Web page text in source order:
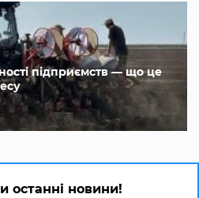
підприємств — що це
останні новини!